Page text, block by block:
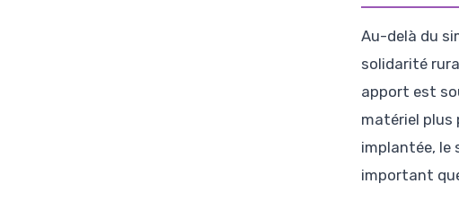
Au-delà du
solidarité
apport est
matériel plus
implantée, le
important